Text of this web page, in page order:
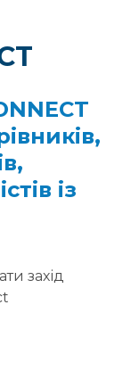
із
захід